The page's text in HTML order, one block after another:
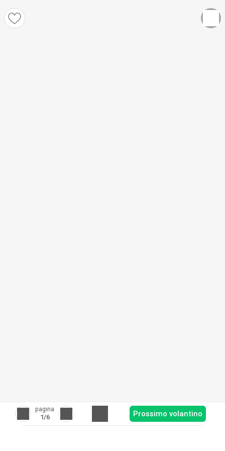
pagina
1/6 Prossimo volantino